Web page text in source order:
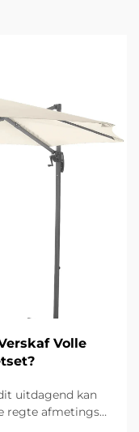
Volle
uitdagend kan
regte afmetings